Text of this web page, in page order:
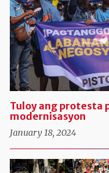
Tuloy ang protesta
modernisasyon
January 18, 2024